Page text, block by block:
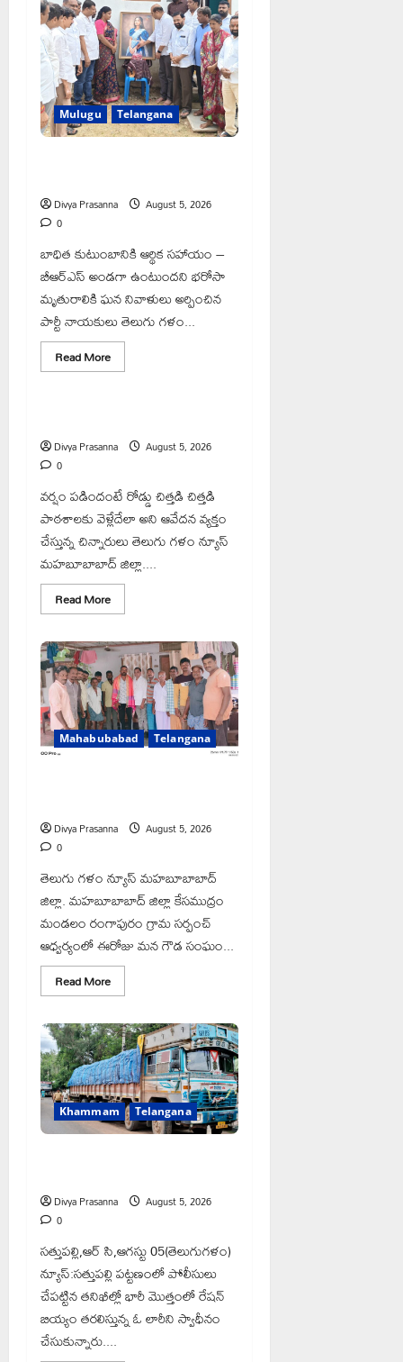
బాబుకు
ఘన
సన్మానం
Mulugu Telangana
Divya Prasanna
August 5, 2026
0
బాధిత కుటుంబానికి ఆర్థిక సహాయం –
బీఆర్‌ఎస్ అండగా ఉంటుందని భరోసా
మృతురాలికి ఘన నివాళులు అర్పించిన
పార్టీ నాయకులు తెలుగు గళం...
Read MoreRead
more
లక్ష్మణ్
బాబు
Mahabubabad
Divya Prasanna
August 5, 2026
0
వర్షం పడిందంటే రోడ్డు చిత్తడి చిత్తడి
పాఠశాలకు వెళ్లేదేలా అని ఆవేదన వ్యక్తం
చేస్తున్న చిన్నారులు తెలుగు గళం న్యూస్
మహబూబాబాద్ జిల్లా....
Read MoreRead
more
పేరుకే
మున్సిపాలిటీ
Mahabubabad Telangana
Divya Prasanna
August 5, 2026
0
తెలుగు గళం న్యూస్ మహబూబాబాద్
జిల్లా. మహబూబాబాద్ జిల్లా కేసముద్రం
మండలం రంగాపురం గ్రామ సర్పంచ్
ఆధ్వర్యంలో ఈరోజు మన గౌడ సంఘం...
Read MoreRead
more
రంగాపురం
గ్రామ
గౌడ
సంఘం
అధ్యక్షునిగ
గిరిగాని
వీరభద్రం
గౌడ్
Khammam Telangana
Divya Prasanna
August 5, 2026
0
సత్తుపల్లి,ఆర్ సి,ఆగస్టు 05(తెలుగుగళం)
న్యూస్:సత్తుపల్లి పట్టణంలో పోలీసులు
చేపట్టిన తనిఖీల్లో భారీ మొత్తంలో రేషన్
బియ్యం తరలిస్తున్న ఓ లారీని స్వాధీనం
చేసుకున్నారు....